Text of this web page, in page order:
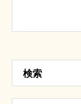
検索